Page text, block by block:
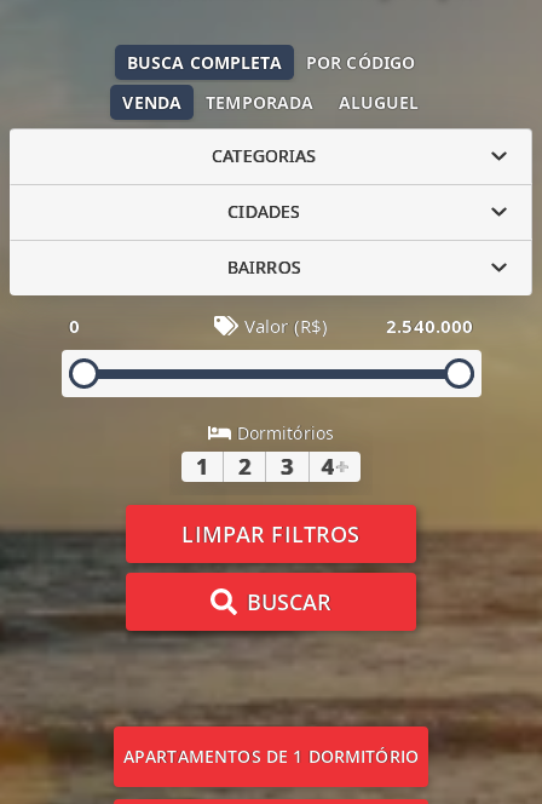
VENDA TEMPORADA ALUGUEL
BUSCA COMPLETA POR CÓDIGO
CATEGORIAS
CIDADES
BAIRROS
0 Valor (R$) 2.540.000
Dormitórios
1 2 3 4+
LIMPAR FILTROS
BUSCAR
APARTAMENTOS DE 1 DORMITÓRIO